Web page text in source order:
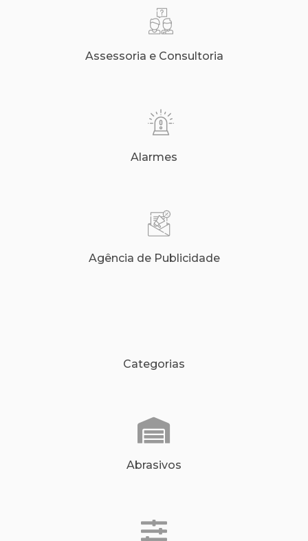
Assessoria e Consultoria
Alarmes
Agência de Publicidade
Categorias
Abrasivos